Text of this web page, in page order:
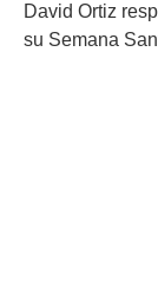
David Ortiz
su Semana